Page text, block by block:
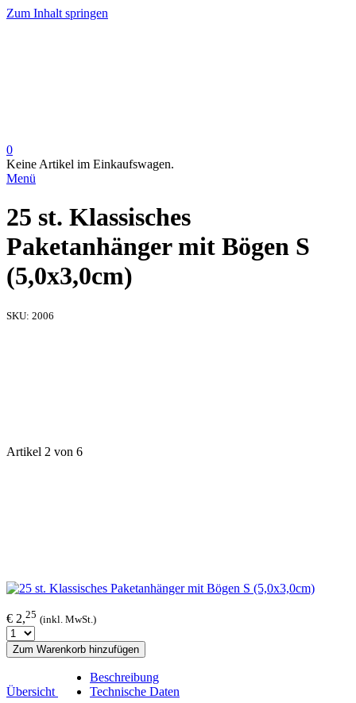
Zum Inhalt springen
0
Keine Artikel im Einkaufswagen.
Menü
25 st. Klassisches
Paketanhänger mit Bögen S
(5,0x3,0cm)
SKU: 2006
Artikel 2 von 6
€ 2,25 (inkl. MwSt.)
Zum Warenkorb hinzufügen
Übersicht
Beschreibung
Technische Daten